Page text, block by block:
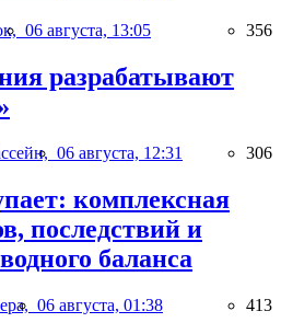
06 августа, 13:05 356
разрабатывают
06 августа, 12:31 306
комплексная
последствий и
баланса
06 августа, 01:38 413